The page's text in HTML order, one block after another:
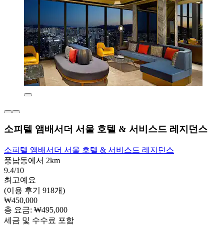
소피텔 앰배서더 서울 호텔 & 서비스드 레지던스
소피텔 앰배서더 서울 호텔 & 서비스드 레지던스
풍납동에서 2km
9.4/10
최고예요
(이용 후기 918개)
₩450,000
총 요금: ₩495,000
세금 및 수수료 포함